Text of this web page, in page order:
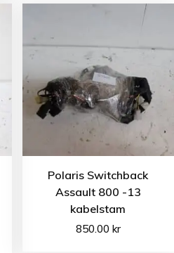
Polaris Switchback
Assault 800 -13
kabelstam
850.00 kr